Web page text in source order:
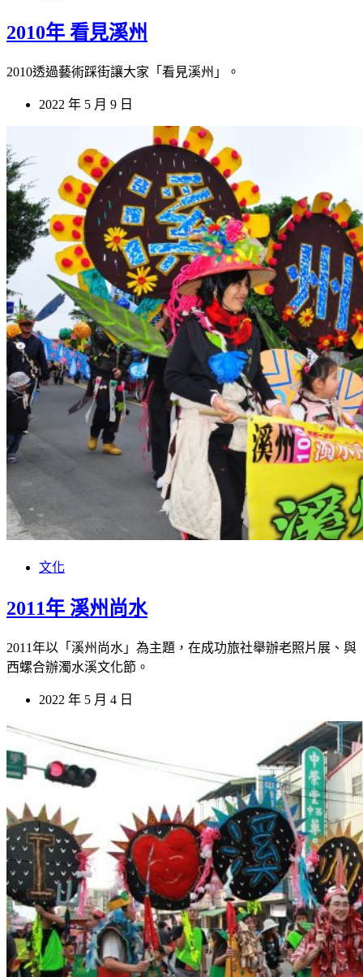
2010年 看見溪州
2010透過藝術踩街讓大家「看見溪州」。
2022 年 5 月 9 日
文化
2011年 溪州尚水
2011年以「溪州尚水」為主題，在成功旅社舉辦老照片展、與
西螺合辦濁水溪文化節。
2022 年 5 月 4 日